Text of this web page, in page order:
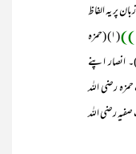
یہ الفاظ
(۱) (حمزہ
انصار اپنے
رضی اللہ
رضی اللہ